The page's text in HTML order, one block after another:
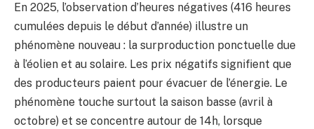
En 2025, l’observation d’heures négatives (416 heures
cumulées depuis le début d’année) illustre un
phénomène nouveau : la surproduction ponctuelle due
à l’éolien et au solaire. Les prix négatifs signifient que
des producteurs paient pour évacuer de l’énergie. Le
phénomène touche surtout la saison basse (avril à
octobre) et se concentre autour de 14h, lorsque